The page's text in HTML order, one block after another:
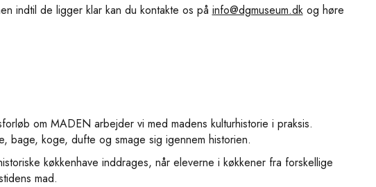
indtil de ligger klar kan du kontakte os på info@dgmuseum.dkog høre
om MADEN arbejder vi med madens kulturhistorie i praksis.
bage, koge, dufte og smage sig igennem historien.
køkkenhave inddrages, når eleverne i køkkener fra forskellige
mad.